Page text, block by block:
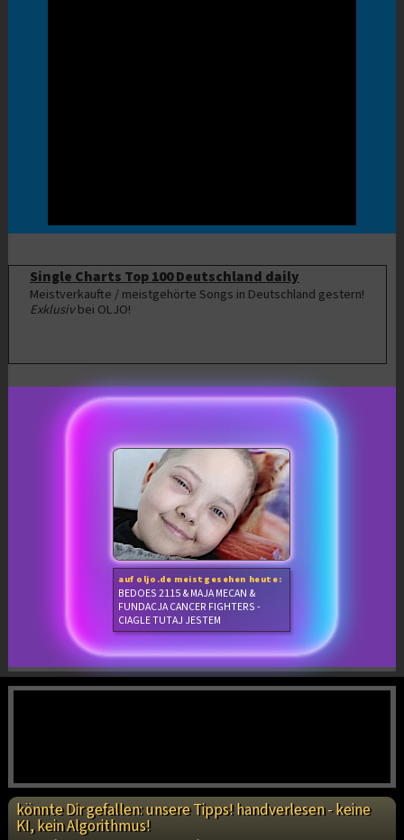
Single Charts Top 100 Deutschland daily
Meistverkaufte / meistgehörte Songs in Deutschland gestern!
Exklusivbei OLJO!
auf oljo.de meistgesehen heute:
BEDOES 2115 & MAJA MECAN &
FUNDACJA CANCER FIGHTERS -
CIAGLE TUTAJ JESTEM
könnte Dir gefallen: unsere Tipps! handverlesen - keine
KI, kein Algorithmus!